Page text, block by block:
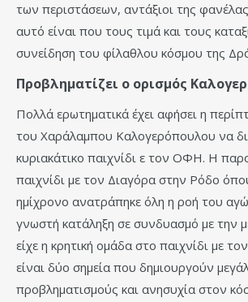
των περιστάσεων, αντάξιοι της
αυτό είναι που τους τιμά και τους
συνείδηση του φίλαθλου κόσμου της
Προβληματίζει ο ορισμός
Πολλά ερωτηματικά έχει αφήσει η
του Χαράλαμπου Καλογερόπουλου να
κυριακάτικο παιχνίδι ε τον ΟΦΗ. Η
παιχνίδι με τον Διαγόρα στην Ρόδο
ημίχρονο ανατράπηκε όλη η ροή του
γνωστή κατάληξη σε συνδυασμό με την
είχε η κρητική ομάδα στο παιχνίδι με
είναι δύο σημεία που δημιουργούν
προβληματισμούς και ανησυχία στον